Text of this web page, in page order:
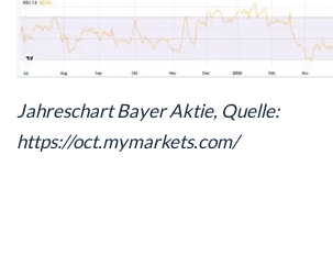
Jahreschart Bayer Aktie, Quelle:
https://oct.mymarkets.com/